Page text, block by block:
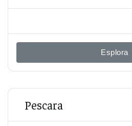
Esplora
Pescara